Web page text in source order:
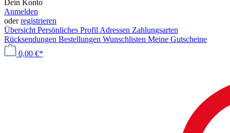
Dein Konto
Anmelden
oderregistrieren
Übersicht Persönliches Profil Adressen Zahlungsarten
Rücksendungen Bestellungen Wunschlisten Meine Gutscheine
0,00 €*